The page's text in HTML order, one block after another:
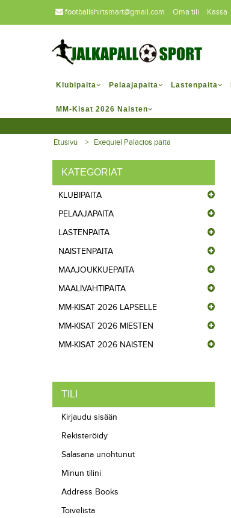
footballshirtsmart@gmail.com Oma tili Kassa
Klubipaita Pelaajapaita Lastenpaita
MM-Kisat 2026 Naisten
Etusivu Exequiel Palacios paita
KATEGORIAT
KLUBIPAITA
PELAAJAPAITA
LASTENPAITA
NAISTENPAITA
MAAJOUKKUEPAITA
MAALIVAHTIPAITA
MM-KISAT 2026 LAPSELLE
MM-KISAT 2026 MIESTEN
MM-KISAT 2026 NAISTEN
TILI
Kirjaudu sisään
Rekisteröidy
Salasana unohtunut
Minun tilini
Address Books
Toivelista